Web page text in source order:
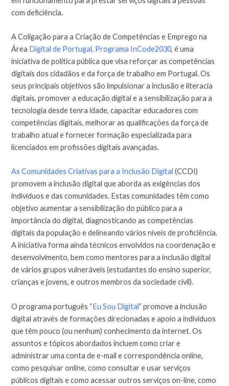
com deficiência.
A Coligação para a Criação de Competências e Emprego na
Área Digital de Portugal, Programa InCode2030, é uma
iniciativa de política pública que visa reforçar as competências
digitais dos cidadãos e da força de trabalho em Portugal. Os
seus principais objetivos são impulsionar a inclusão e literacia
digitais, promover a educação digital e a sensibilização para a
tecnologia desde tenra idade, capacitar educadores com
competências digitais, melhorar as qualificações da força de
trabalho atual e fornecer formação especializada para
licenciados em profissões digitais avançadas.
As Comunidades Criativas para a Inclusão Digital (CCDI)
promovem a inclusão digital que aborda as exigências dos
indivíduos e das comunidades. Estas comunidades têm como
objetivo aumentar a sensibilização do público para a
importância do digital, diagnosticando as competências
digitais da população e delineando vários níveis de proficiência.
A iniciativa forma ainda técnicos envolvidos na coordenação e
desenvolvimento, bem como mentores para a inclusão digital
de vários grupos vulneráveis (estudantes do ensino superior,
crianças e jovens, e outros membros da sociedade civil).
O programa português “Eu Sou Digital” promove a inclusão
digital através de formações direcionadas e apoio a indivíduos
que têm pouco (ou nenhum) conhecimento da internet. Os
assuntos e tópicos abordados incluem como criar e
administrar uma conta de e-mail e correspondência online,
como pesquisar online, como consultar e usar serviços
públicos digitais e como acessar outros serviços on-line, como